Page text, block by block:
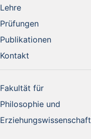
Lehre(current)
Prüfungen(current)
Publikationen(current)
Kontakt
Fakultät für
Philosophie und
Erziehungswissenschaft